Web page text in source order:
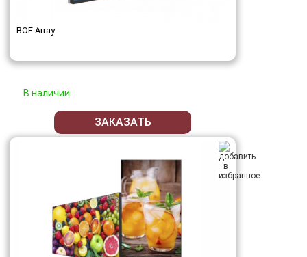
BOE Array
В наличии
ЗАКАЗАТЬ